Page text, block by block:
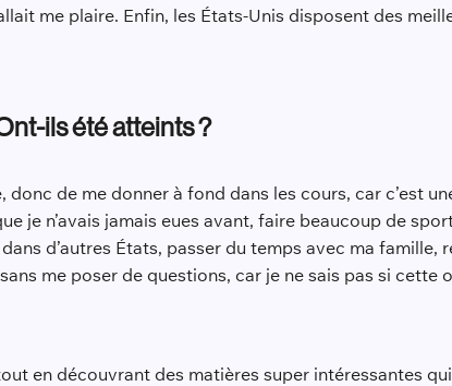
me plaire. Enfin, les États-Unis disposent des
ils été atteints ?
de me donner à fond dans les cours, car c’est
je n’avais jamais eues avant, faire beaucoup de
d’autres États, passer du temps avec ma famille,
me poser de questions, car je ne sais pas si cette
en découvrant des matières super intéressantes